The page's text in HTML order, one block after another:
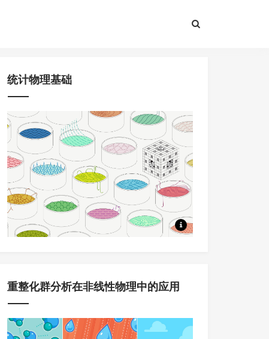
统计物理基础
8节课程，问题驱动+大量应用
重整化群分析在非线性物理中的应用